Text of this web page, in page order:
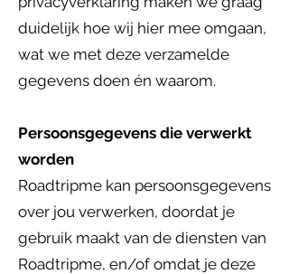
duidelijk hoe wij hier mee omgaan,
wat we met deze verzamelde
gegevens doen én waarom.
Persoonsgegevens die verwerkt
worden
Roadtripme kan persoonsgegevens
over jou verwerken, doordat je
gebruik maakt van de diensten van
Roadtripme, en/of omdat je deze